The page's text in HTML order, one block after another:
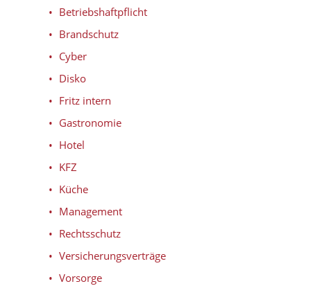
Betriebshaftpflicht
Brandschutz
Cyber
Disko
Fritz intern
Gastronomie
Hotel
KFZ
Küche
Management
Rechtsschutz
Versicherungsverträge
Vorsorge